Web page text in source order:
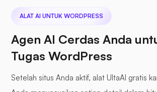
ALAT AI UNTUK WORDPRESS
Agen AI Cerdas Anda
Tugas WordPress
Setelah situs Anda aktif, alat UltaAI gratis